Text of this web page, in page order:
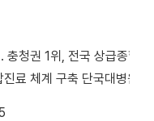
청권 1위, 전국 상급종합
료 체계 구축 단국대병원(